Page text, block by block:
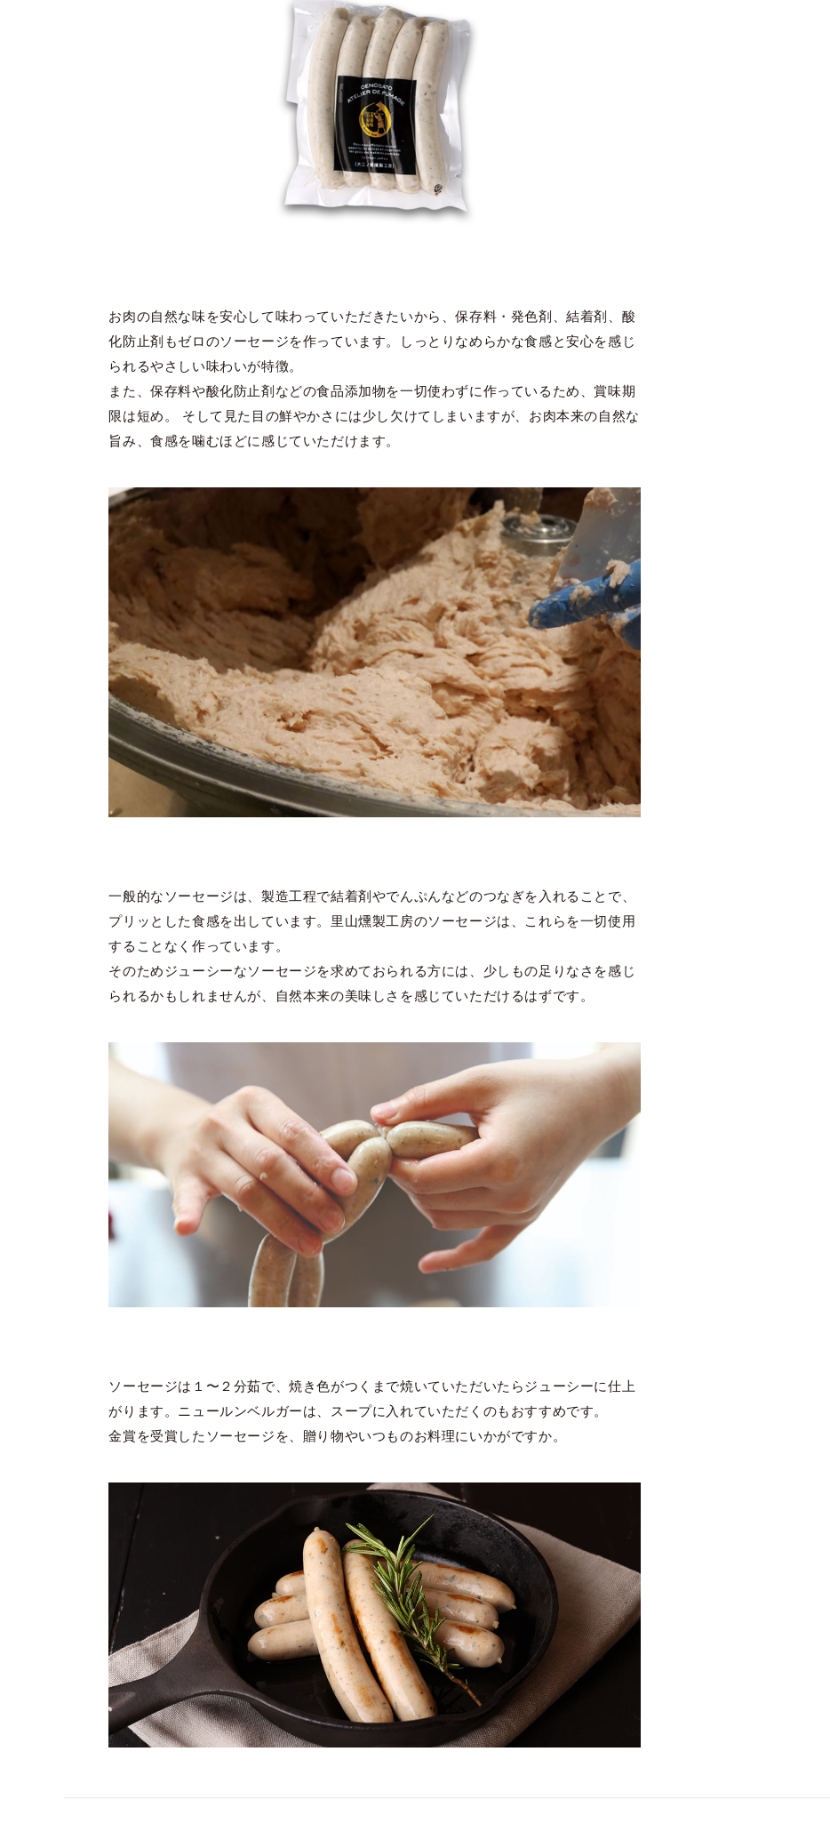
お肉の自然な味を安心して味わっていただきたいから、保存料・発色剤、結着剤、酸
化防止剤もゼロのソーセージを作っています。しっとりなめらかな食感と安心を感じ
られるやさしい味わいが特徴。
また、保存料や酸化防止剤などの食品添加物を一切使わずに作っているため、賞味期
限は短め。 そして見た目の鮮やかさには少し欠けてしまいますが、お肉本来の自然な
旨み、食感を噛むほどに感じていただけます。
一般的なソーセージは、製造工程で結着剤やでんぷんなどのつなぎを入れることで、
プリッとした食感を出しています。里山燻製工房のソーセージは、これらを一切使用
することなく作っています。
そのためジューシーなソーセージを求めておられる方には、少しもの足りなさを感じ
られるかもしれませんが、自然本来の美味しさを感じていただけるはずです。
ソーセージは１〜２分茹で、焼き色がつくまで焼いていただいたらジューシーに仕上
がります。ニュールンベルガーは、スープに入れていただくのもおすすめです。
金賞を受賞したソーセージを、贈り物やいつものお料理にいかがですか。